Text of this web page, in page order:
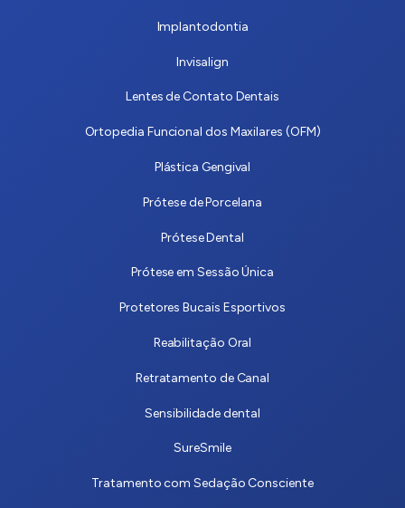
Implantodontia
Invisalign
Lentes de Contato Dentais
Ortopedia Funcional dos Maxilares (OFM)
Plástica Gengival
Prótese de Porcelana
Prótese Dental
Prótese em Sessão Única
Protetores Bucais Esportivos
Reabilitação Oral
Retratamento de Canal
Sensibilidade dental
SureSmile
Tratamento com Sedação Consciente